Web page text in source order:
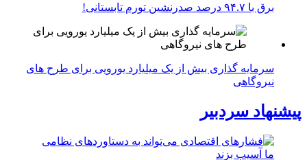
برق با ۹۴.۷ درصد صدرنشین تورم تابستانی!
سرمایه گذاری بیش از یک میلیارد یورویی برای طرح های
نیروگاهی
پیشنهاد سردبیر